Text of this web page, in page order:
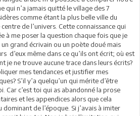
qui n’a jamais quitté le village des 7
comme étant la plus belle ville du
de l’univers. Cette connaissance qui
à me poser la question chaque fois que je
grand écrivain ou un poète doué mais
d’eux même dans ce qu’ils ont écrit; où est
je ne trouve aucune trace dans leurs écrits?
mes tendances et justifier mes
S’il y’a quelqu’un qui mérite d’être
Car c’est toi qui as abandonné la prose
et les appendices alors que cela
de l’époque. Si j’avais à imiter